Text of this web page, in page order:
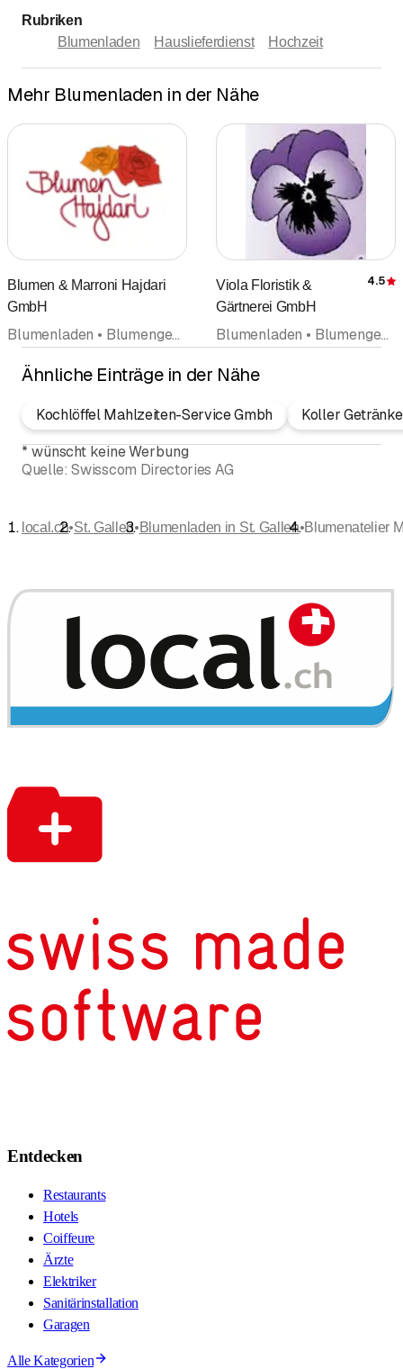
Rubriken
Blumenladen
Hauslieferdienst Hochzeit
Mehr Blumenladen in der Nähe
Blumen & Marroni Hajdari
GmbH
Blumenladen • Blumengeschäft • Floristik • Hochzeit • Hauslieferdienst • Pflanzenkulturen Pflanzenhandel
Viola Floristik &
Gärtnerei GmbH
4.5
Blumenladen • Blumengeschäft • Floristik • Gärtnerei
Ähnliche Einträge in der Nähe
Kochlöffel Mahlzeiten-Service Gmbh
Koller
* wünscht keine Werbung
Quelle: Swisscom Directories AG
local.ch•St. Gallen•Blumenladen in St. Gallen•Blumenatelier
Entdecken
Restaurants
Hotels
Coiffeure
Ärzte
Elektriker
Sanitärinstallation
Garagen
Alle Kategorien